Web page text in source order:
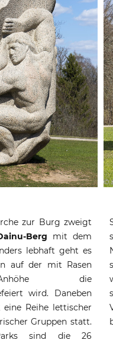
zur Burg zweigt
Berg mit dem
lebhaft geht es
auf der mit Rasen
die
wird. Daneben
Reihe lettischer
Gruppen statt.
sind die 26